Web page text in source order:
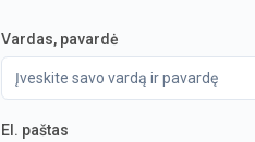
Vardas, pavardė
El. paštas